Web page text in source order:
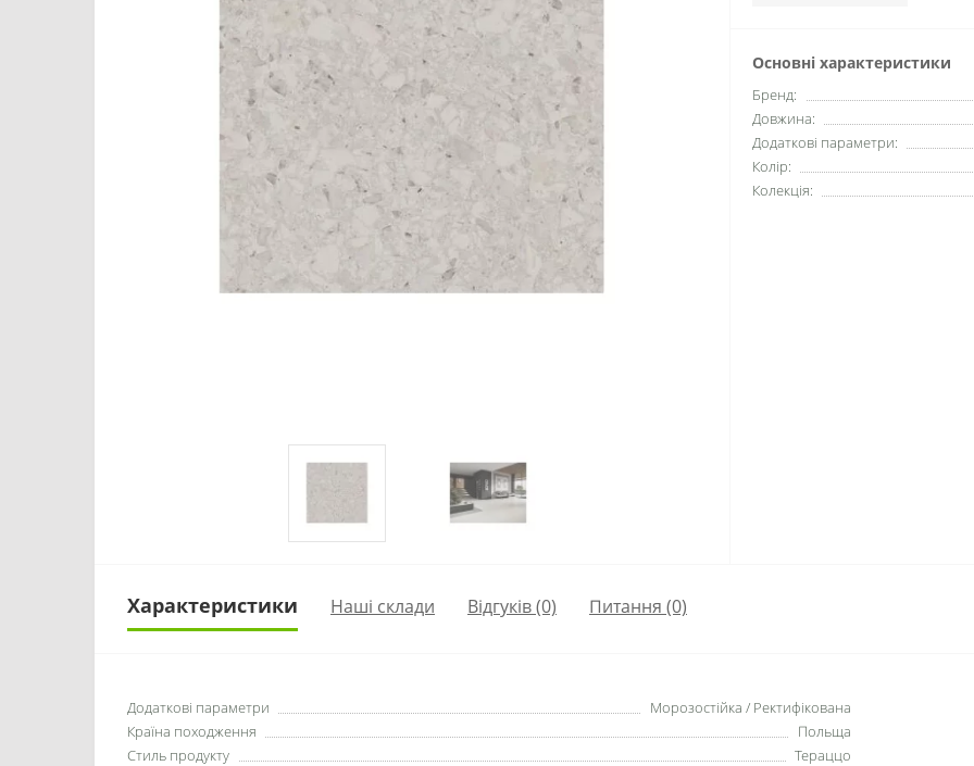
Основні характеристики
Бренд:
Довжина:
Додаткові параметри:
Колір:
Колекція:
Характеристики Наші склади Відгуків (0) Питання (0)
Додаткові параметри
Морозостійка / Ректифікована
Країна походження
Польща
Стиль продукту
Тераццо